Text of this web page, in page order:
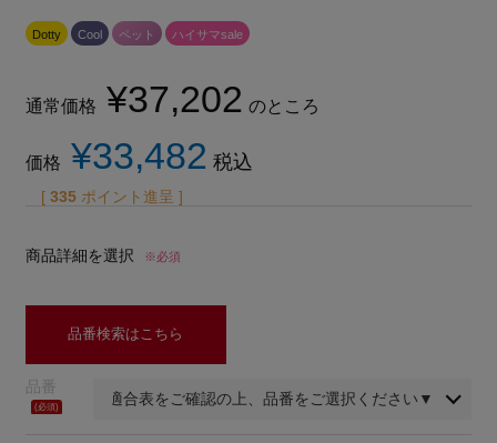
Dotty Cool ペット ハイサマsale
通常価格 ¥37,202 のところ
価格 ¥33,482 税込
[ 335 ポイント進呈 ]
商品詳細を選択 ※必須
品番検索はこちら
品番